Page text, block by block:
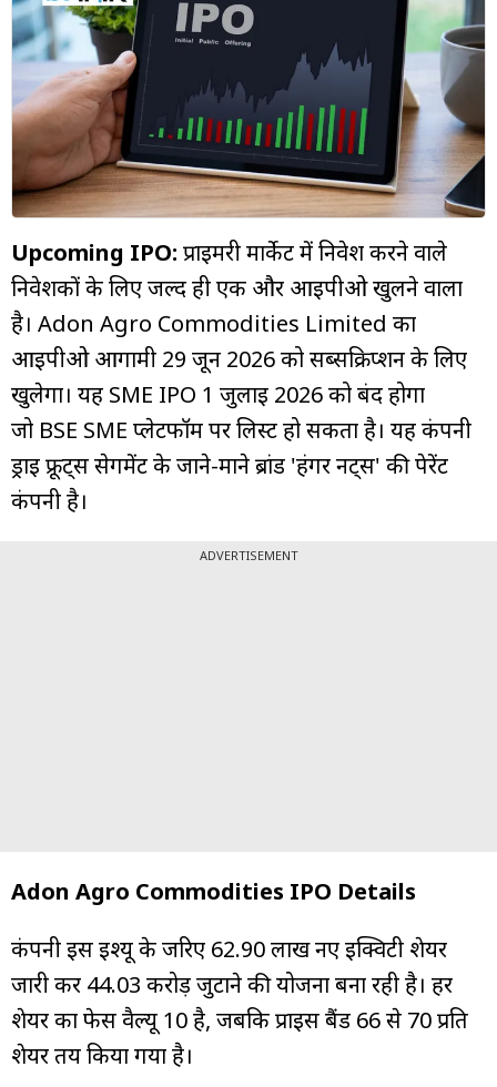
बिजनेस
न्यूज
वीडियो
म्यूचुअल
फंड
Upcoming IPO: प्राइमरी मार्केट में निवेश करने वाले
निवेशकों के लिए जल्द ही एक और आईपीओ खुलने वाला
है। Adon Agro Commodities Limited का
आईपीओ आगामी 29 जून 2026 को सब्सक्रिप्शन के लिए
खुलेगा। यह SME IPO 1 जुलाई 2026 को बंद होगा
जो BSE SME प्लेटफॉर्म पर लिस्ट हो सकता है। यह कंपनी
ड्राई फ्रूट्स सेगमेंट के जाने-माने ब्रांड 'हंगर नट्स' की पेरेंट
कंपनी है।
ADVERTISEMENT
Adon Agro Commodities IPO Details
कंपनी इस इश्यू के जरिए 62.90 लाख नए इक्विटी शेयर
जारी कर ₹44.03 करोड़ जुटाने की योजना बना रही है। हर
शेयर का फेस वैल्यू ₹10 है, जबकि प्राइस बैंड ₹66 से ₹70 प्रति
शेयर तय किया गया है।